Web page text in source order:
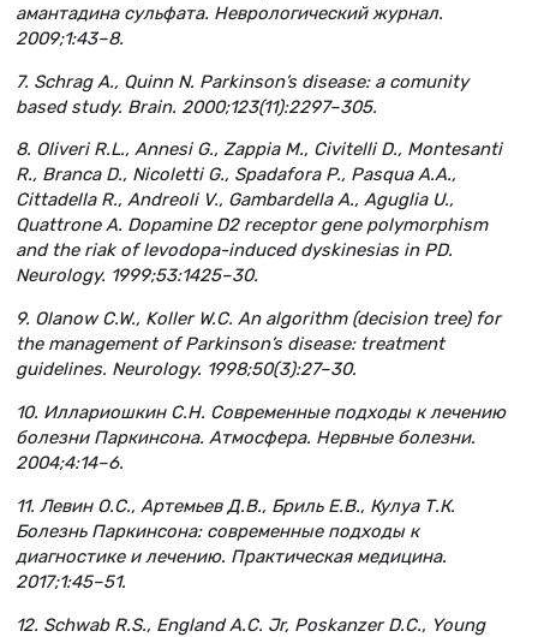
амантадина сульфата. Неврологический журнал.
2009;1:43–8.
7. Schrag A., Quinn N. Parkinson’s disease: a comunity
based study. Brain. 2000;123(11):2297–305.
8. Oliveri R.L., Annesi G., Zappia M., Civitelli D., Montesanti
R., Branca D., Nicoletti G., Spadafora P., Pasqua A.A.,
Cittadella R., Andreoli V., Gambardella A., Aguglia U.,
Quattrone A. Dopamine D2 receptor gene polymorphism
and the riak of levodopa-induced dyskinesias in PD.
Neurology. 1999;53:1425–30.
9. Olanow C.W., Koller W.C. An algorithm (decision tree) for
the management of Parkinson’s disease: treatment
guidelines. Neurology. 1998;50(3):27–30.
10. Иллариошкин С.Н. Современные подходы к лечению
болезни Паркинсона. Атмосфера. Нервные болезни.
2004;4:14–6.
11. Левин О.С., Артемьев Д.В., Бриль Е.В., Кулуа Т.К.
Болезнь Паркинсона: современные подходы к
диагностике и лечению. Практическая медицина.
2017;1:45–51.
12. Schwab R.S., England A.C. Jr, Poskanzer D.C., Young